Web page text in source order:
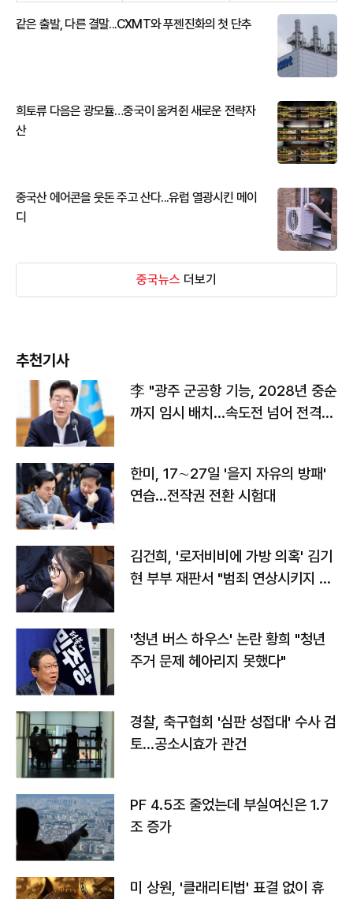
같은 출발, 다른 결말...CXMT와 푸젠진화의 첫 단추
희토류 다음은 광모듈…중국이 움켜쥔 새로운 전략자
산
중국산 에어콘을 웃돈 주고 산다...유럽 열광시킨 메이
디
중국뉴스 더보기
추천기사
李 "광주 군공항 기능, 2028년 중순
까지 임시 배치…속도전 넘어 전격
한미, 17∼27일 '을지 자유의 방패'
연습…전작권 전환 시험대
김건희, '로저비비에 가방 의혹' 김기
현 부부 재판서 "범죄 연상시키지 말
'청년 버스 하우스' 논란 황희 "청년
주거 문제 헤아리지 못했다"
경찰, 축구협회 '심판 성접대' 수사 검
토…공소시효가 관건
PF 4.5조 줄었는데 부실여신은 1.7
조 증가
미 상원, '클래리티법' 표결 없이 휴